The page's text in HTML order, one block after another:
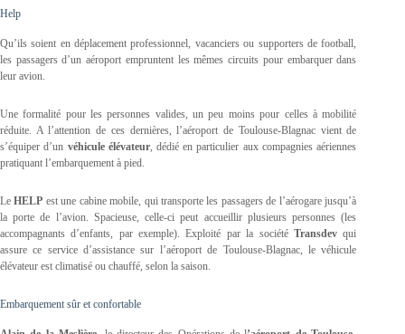
Help
Qu’ils soient en déplacement professionnel, vacanciers ou supporters de football,
les passagers d’un aéroport empruntent les mêmes circuits pour embarquer dans
leur avion.
Une formalité pour les personnes valides, un peu moins pour celles à mobilité
réduite. A l’attention de ces dernières, l’aéroport de Toulouse-Blagnac vient de
s’équiper d’un véhicule élévateur, dédié en particulier aux compagnies aériennes
pratiquant l’embarquement à pied.
LeHELP est une cabine mobile, qui transporte les passagers de l’aérogare jusqu’à
la porte de l’avion. Spacieuse, celle-ci peut accueillir plusieurs personnes (les
accompagnants d’enfants, par exemple). Exploité par la société Transdevqui
assure ce service d’assistance sur l’aéroport de Toulouse-Blagnac, le véhicule
élévateur est climatisé ou chauffé, selon la saison.
Embarquement sûr et confortable